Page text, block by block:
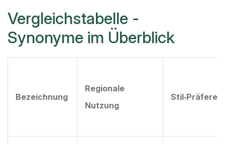
Vergleichstabelle -
Synonyme im Überblick
Bezeichnung
Regionale
Nutzung